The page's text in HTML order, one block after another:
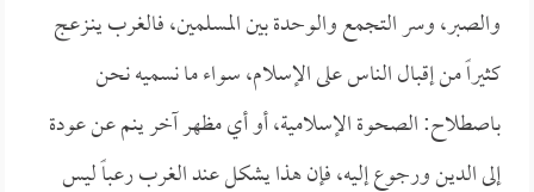
والصبر، وسر التجمع والوحدة بين المسلمين، فالغرب ينـزعج
كثيراً من إقبال الناس على الإسلام، سواء ما نسميه نحن
باصطلاح: الصحوة الإسلامية، أو أي مظهر آخر ينم عن عودة
إلى الدين ورجوع إليه، فإن هذا يشكل عند الغرب رعباً ليس